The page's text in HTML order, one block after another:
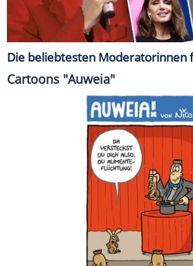
Die beliebtesten Moderatorinnen
Cartoons "Auweia"